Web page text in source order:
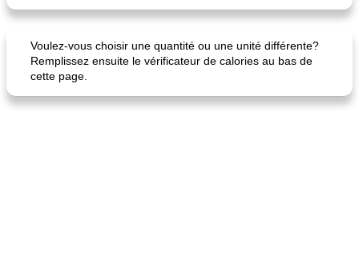
Voulez-vous choisir une quantité ou une unité différente?
Remplissez ensuite le vérificateur de calories au bas de
cette page.